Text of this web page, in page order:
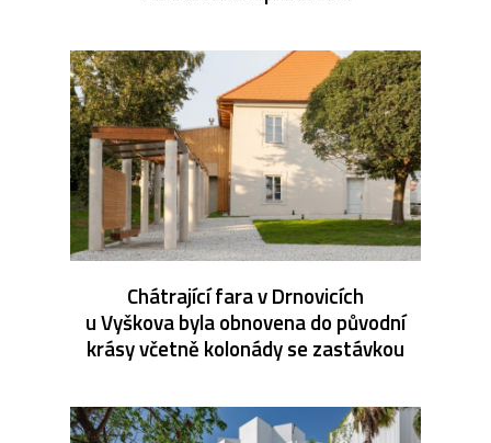
Chátrající fara v Drnovicích
u Vyškova byla obnovena do původní
krásy včetně kolonády se zastávkou